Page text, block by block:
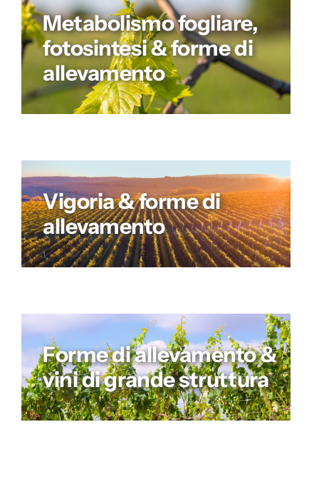
Metabolismo fogliare,
fotosintesi & forme di
allevamento
Vigoria & forme di
allevamento
Forme di allevamento &
vini di grande struttura